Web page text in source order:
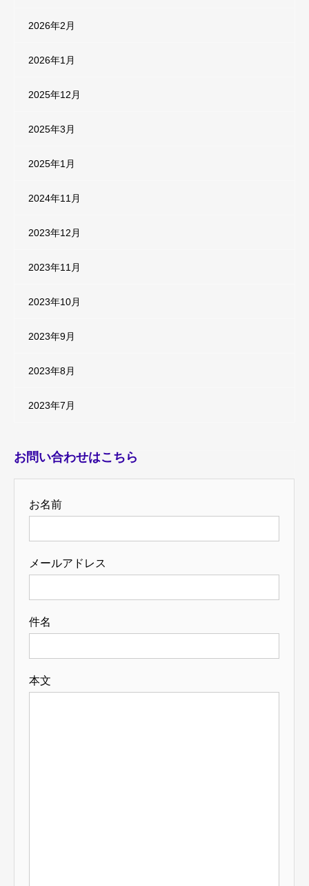
2026年2月
2026年1月
2025年12月
2025年3月
2025年1月
2024年11月
2023年12月
2023年11月
2023年10月
2023年9月
2023年8月
2023年7月
お問い合わせはこちら
お名前
メールアドレス
件名
本文